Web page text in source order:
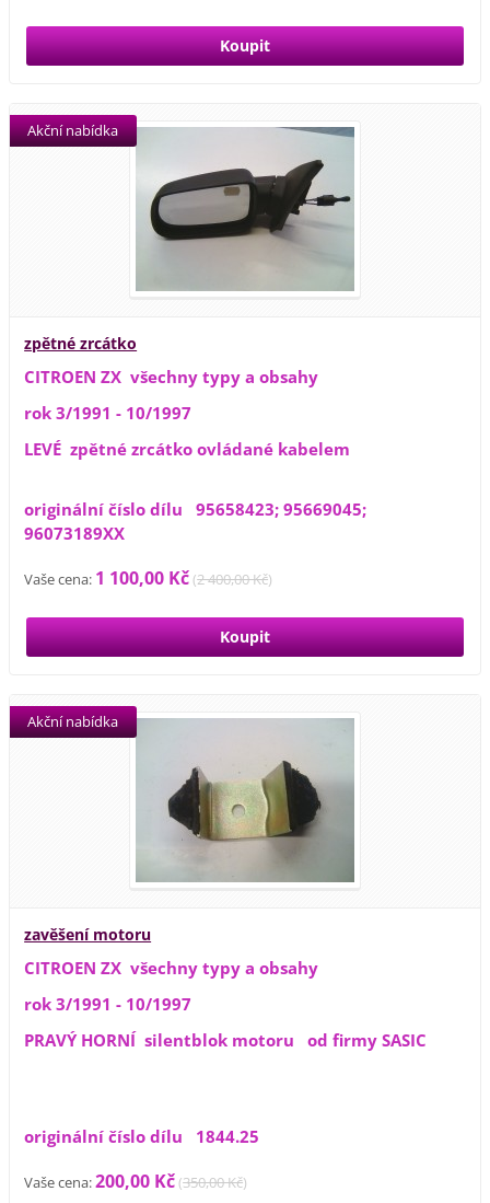
zpětné zrcátko
Akční nabídka
CITROEN ZX všechny typy a obsahy
rok 3/1991 - 10/1997
LEVÉ zpětné zrcátko ovládané kabelem
originální číslo dílu 95658423; 95669045;
96073189XX
Vaše cena: 1 100,00 Kč(2 400,00 Kč)
zavěšení motoru
Akční nabídka
CITROEN ZX všechny typy a obsahy
rok 3/1991 - 10/1997
PRAVÝ HORNÍ silentblok motoru od firmy SASIC
originální číslo dílu 1844.25
Vaše cena:200,00 Kč(350,00 Kč)